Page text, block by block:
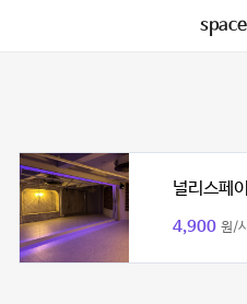
널리스페
4,900 원/